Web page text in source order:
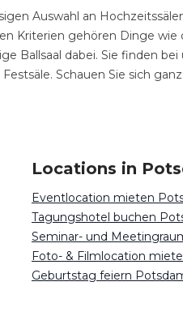
Auswahl an
Kriterien gehören Dinge
Ballsaal dabei. Sie finden
Schauen Sie sich
Locations in
Eventlocation mieten
Tagungshotel buchen
Seminar- und
Foto- & Filmlocation
Geburtstag feiern